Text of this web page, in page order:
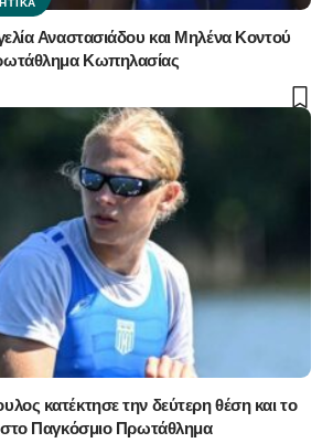
Αναστασιάδου και Μηλένα Κοντού
Κωπηλασίας
κατέκτησε την δεύτερη θέση και το
στο Παγκόσμιο Πρωτάθλημα